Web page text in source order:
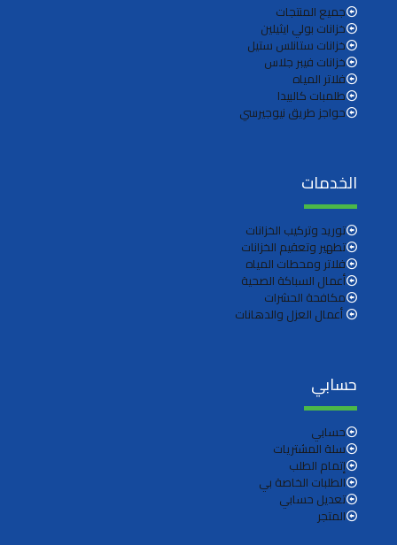
جميع المنتجات
خزانات بولي ايثيلين
خزانات ستانلس ستيل
خزانات فيبر جلاس
فلاتر المياه
طلمبات كالبيدا
حواجز طريق نيوجيرسي
الخدمات
توريد وتركيب الخزانات
تطهير وتعقيم الخزانات
فلاتر ومحطات المياه
أعمال السباكة الصحية
مكافحة الحشرات
أعمال العزل والدهانات
حسابي
حسابي
سلة المشتريات
إتمام الطلب
الطلبات الخاصة بي
تعديل حسابي
المتجر